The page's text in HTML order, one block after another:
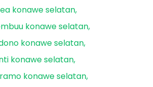
konawe selatan
konawe selatan
konawe selatan
konawe selatan
konawe selatan